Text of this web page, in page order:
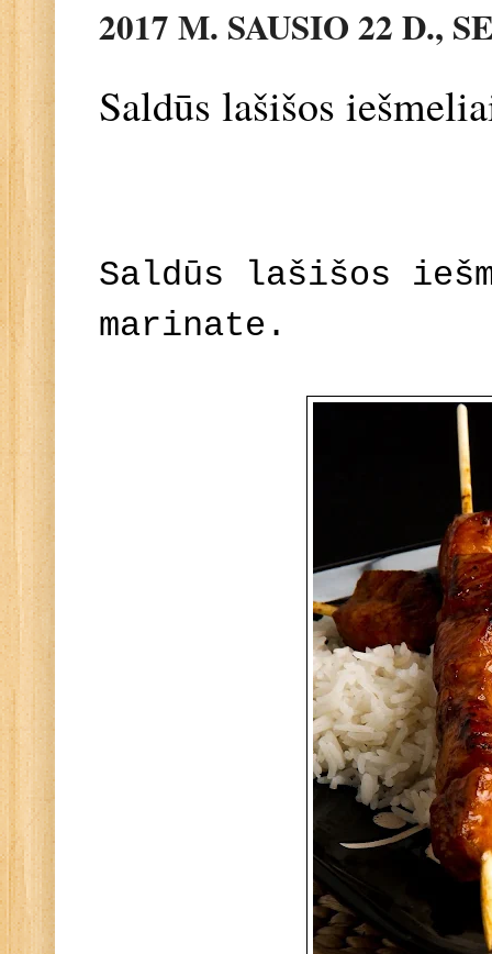
2017 M. SAUSIO 22 D.,
Saldūs lašišos
Saldūs lašišos
marinate.